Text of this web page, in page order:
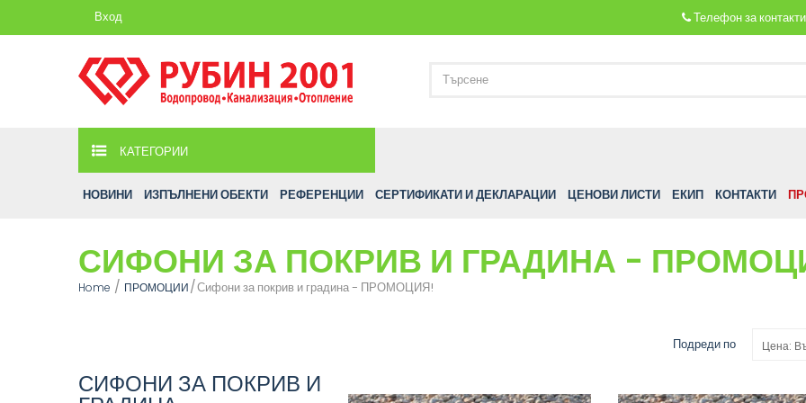
Телефон за
Вход
КАТЕГОРИИ
НОВИНИ ИЗПЪЛНЕНИ ОБЕКТИ РЕФЕРЕНЦИИ СЕРТИФИКАТИ И ДЕКЛАРАЦИИ ЦЕНОВИ ЛИСТИ ЕКИП КОНТАКТИ
СИФОНИ ЗА ПОКРИВ И ГРАДИНА -
Home ПРОМОЦИИ Сифони за покрив и градина - ПРОМОЦИЯ!
СИФОНИ ЗА ПОКРИВ И
Подреди по Цена: